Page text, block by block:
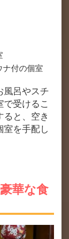
ナ付の個室
風呂やスチ
受けるこ
ると、空き
室を手配し
華な食